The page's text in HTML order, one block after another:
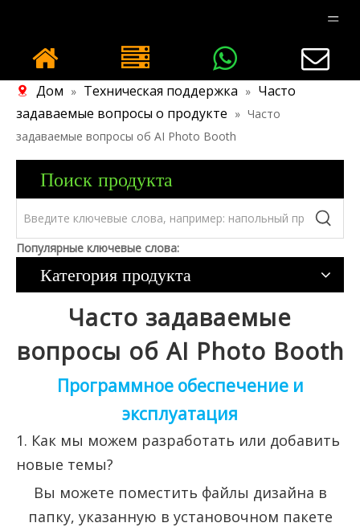
Дом » Техническая поддержка » Часто
задаваемые вопросы о продукте » Часто
задаваемые вопросы об AI Photo Booth
Поиск продукта
Популярные ключевые слова:
Категория продукта
Часто задаваемые
вопросы об AI Photo Booth
Программное обеспечение и
эксплуатация
1. Как мы можем разработать или добавить
новые темы?
Вы можете поместить файлы дизайна в
папку, указанную в установочном пакете